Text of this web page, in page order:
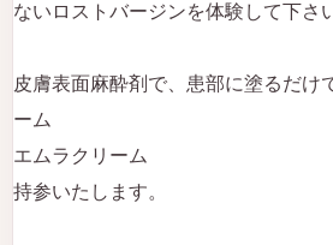
ないロストバージンを体験して下さ
皮膚表面麻酔剤で、患部に塗るだけ
ーム
エムラクリーム
持参いたします。